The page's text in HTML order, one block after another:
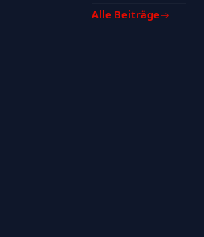
& Tipps
Alle Beiträge